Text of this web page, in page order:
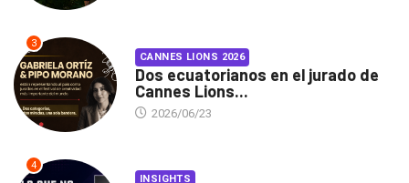
3
CANNES LIONS 2026
Dos ecuatorianos en el jurado de
Cannes Lions...
2026/06/23
4
INSIGHTS